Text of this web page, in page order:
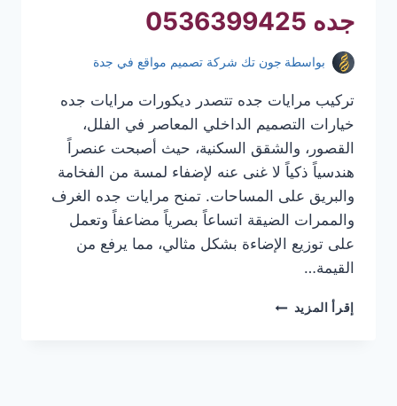
جده 0536399425
بواسطة جون تك شركة تصميم مواقع في جدة
تركيب مرايات جده تتصدر ديكورات مرايات جده
خيارات التصميم الداخلي المعاصر في الفلل،
القصور، والشقق السكنية، حيث أصبحت عنصراً
هندسياً ذكياً لا غنى عنه لإضفاء لمسة من الفخامة
والبريق على المساحات. تمنح مرايات جده الغرف
والممرات الضيقة اتساعاً بصرياً مضاعفاً وتعمل
على توزيع الإضاءة بشكل مثالي، مما يرفع من
القيمة…
إقرأ المزيد تركيب